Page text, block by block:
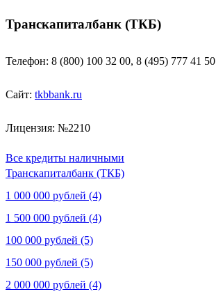
Транскапиталбанк (ТКБ)
Телефон: 8 (800) 100 32 00, 8 (495) 777 41 50
Сайт: tkbbank.ru
Лицензия: №2210
Все кредиты наличными
Транскапиталбанк (ТКБ)
1 000 000 рублей (4)
1 500 000 рублей (4)
100 000 рублей (5)
150 000 рублей (5)
2 000 000 рублей (4)